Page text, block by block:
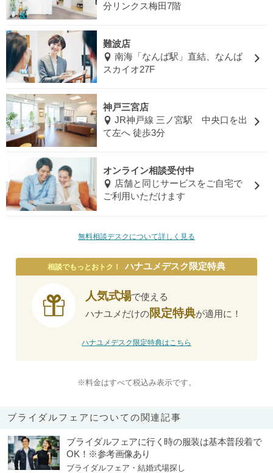
分リンクス梅田7階
難波店
南海「なんば駅」直結、なんば
スカイオ27F
神戸三宮店
JR神戸線 三ノ宮駅 中央口を出
て左へ 徒歩3分
オンライン相談受付中
店舗と同じサービスをご自宅で
ご利用いただけます
無料相談デスクについて詳しく見る
相談でもっとおトク！ ハナユメデスク限定特典
人気式場で使える
ハナユメだけの限定特典が適用に！
ハナユメデスク限定特典はこちら
※料金はすべて税込み表示です。
ブライダルフェアについての関連記事
ブライダルフェアに行く時の服装は基本普段着で
OK！※参考画像あり
ブライダルフェア・結婚式場探し